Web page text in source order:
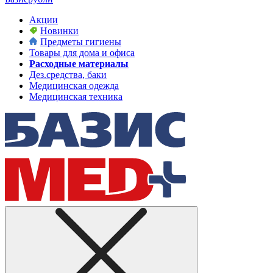
Акции
Новинки
Предметы гигиены
Товары для дома и офиса
Расходные материалы
Дез.средства, баки
Медицинская одежда
Медицинская техника